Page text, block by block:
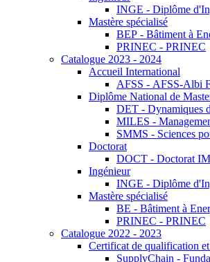
INGE - Diplôme
Mastère spécialisé
BEP - Bâtiment à
PRINEC - PRINEC
Catalogue 2023 - 2024
Accueil International
AFSS - AFSS-Albi
Diplôme National de
DET - Dynamiques
MILES -
SMMS - Sciences
Doctorat
DOCT - Doctorat
Ingénieur
INGE - Diplôme
Mastère spécialisé
BE - Bâtiment à
PRINEC - PRINEC
Catalogue 2022 - 2023
Certificat de qualification
SupplyChain -